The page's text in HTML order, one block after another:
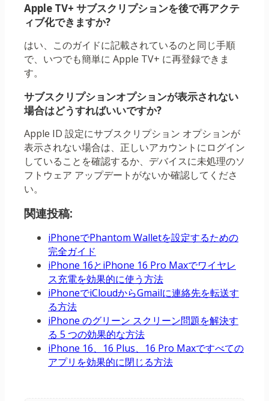
Apple TV+ サブスクリプションを後で再アクテ
ィブ化できますか?
はい、このガイドに記載されているのと同じ手順
で、いつでも簡単に Apple TV+ に再登録できま
す。
サブスクリプションオプションが表示されない
場合はどうすればいいですか?
Apple ID 設定にサブスクリプション オプションが
表示されない場合は、正しいアカウントにログイン
していることを確認するか、デバイスに未処理のソ
フトウェア アップデートがないか確認してくださ
い。
関連投稿:
iPhoneでPhantom Walletを設定するための
完全ガイド
iPhone 16とiPhone 16 Pro Maxでワイヤレ
ス充電を効果的に使う方法
iPhoneでiCloudからGmailに連絡先を転送す
る方法
iPhone のグリーン スクリーン問題を解決す
る 5 つの効果的な方法
iPhone 16、16 Plus、16 Pro Maxですべての
アプリを効果的に閉じる方法